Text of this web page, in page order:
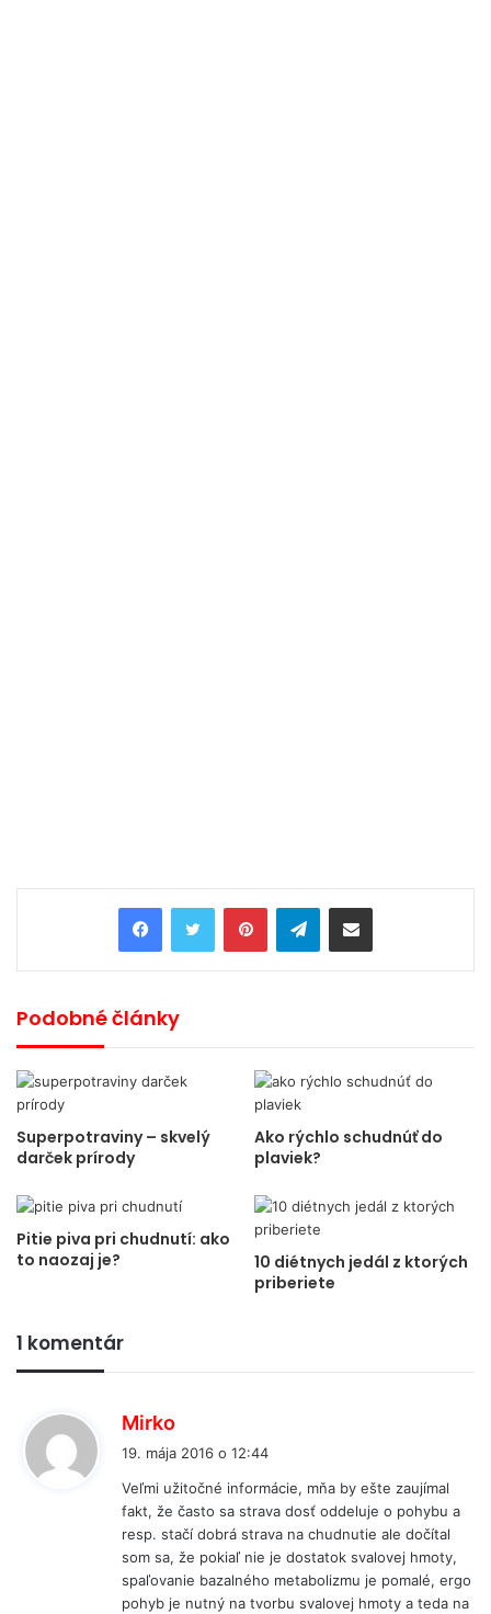
PinterestTelegramShare via Email
Podobné články
Superpotraviny – skvelý
darček prírody
Ako rýchlo schudnúť do
plaviek?
Pitie piva pri chudnutí: ako
to naozaj je?
10 diétnych jedál z ktorých
priberiete
1 komentár
Mirko
e
:
19. mája 2016 o 12:44
Veľmi užitočné informácie, mňa by ešte zaujímal
fakt, že často sa strava dosť oddeluje o pohybu a
resp. stačí dobrá strava na chudnutie ale dočítal
som sa, že pokiaľ nie je dostatok svalovej hmoty,
spaľovanie bazalného metabolizmu je pomalé, ergo
pohyb je nutný na tvorbu svalovej hmoty a teda na